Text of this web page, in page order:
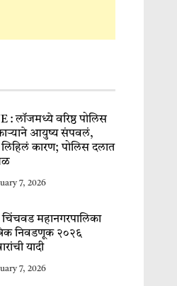
: लॉजमध्ये वरिष्ठ पोलिस
आयुष्य संपवलं,
लिहिलं कारण; पोलिस दलात
7, 2026
चिंचवड महानगरपालिका
निवडणूक २०२६
यादी
7, 2026